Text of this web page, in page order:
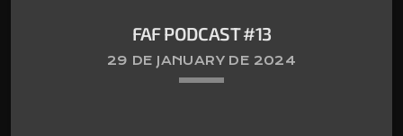
FAF PODCAST #13
29 DE JANUARY DE 2024